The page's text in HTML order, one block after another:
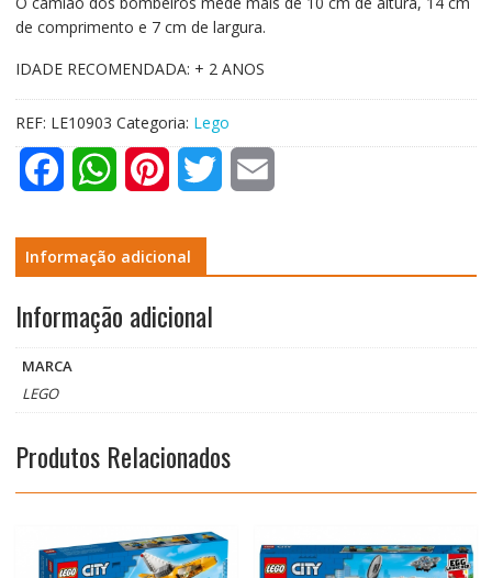
de comprimento e 7 cm de largura.
IDADE RECOMENDADA: + 2 ANOS
REF: LE10903 Categoria: Lego
c
b
W
a
s
n
t
e
t
l
Informação adicional
Informação adicional
MARCA
LEGO
Produtos Relacionados